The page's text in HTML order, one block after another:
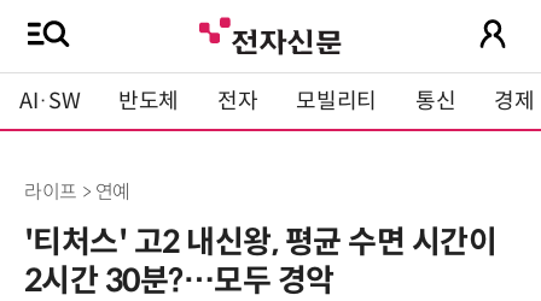
AI·SW 반도체 전자 모빌리티 통신 경제
라이프 > 연예
'티처스' 고2 내신왕, 평균 수면 시간이
2시간 30분?…모두 경악